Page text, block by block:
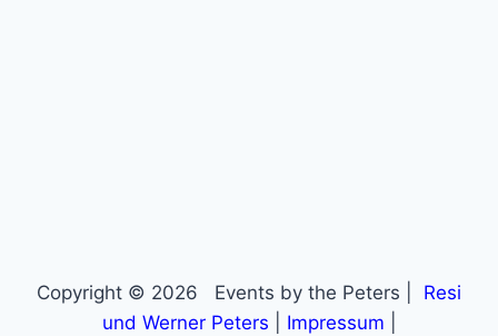
Copyright © 2026 Events by the Peters |
Resi
und Werner Peters
Impressum